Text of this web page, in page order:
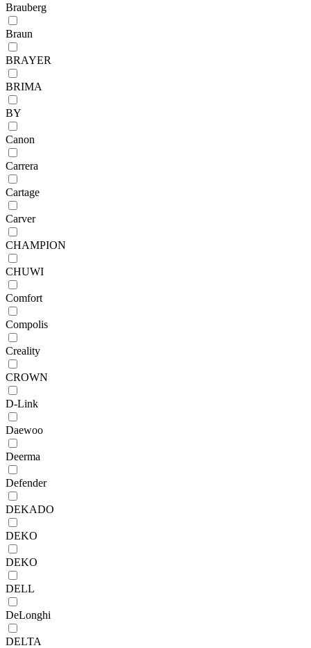
Brauberg
Braun
BRAYER
BRIMA
BY
Canon
Carrera
Cartage
Carver
CHAMPION
CHUWI
Comfort
Compolis
Creality
CROWN
D-Link
Daewoo
Deerma
Defender
DEKADO
DEKO
DEKO
DELL
DeLonghi
DELTA